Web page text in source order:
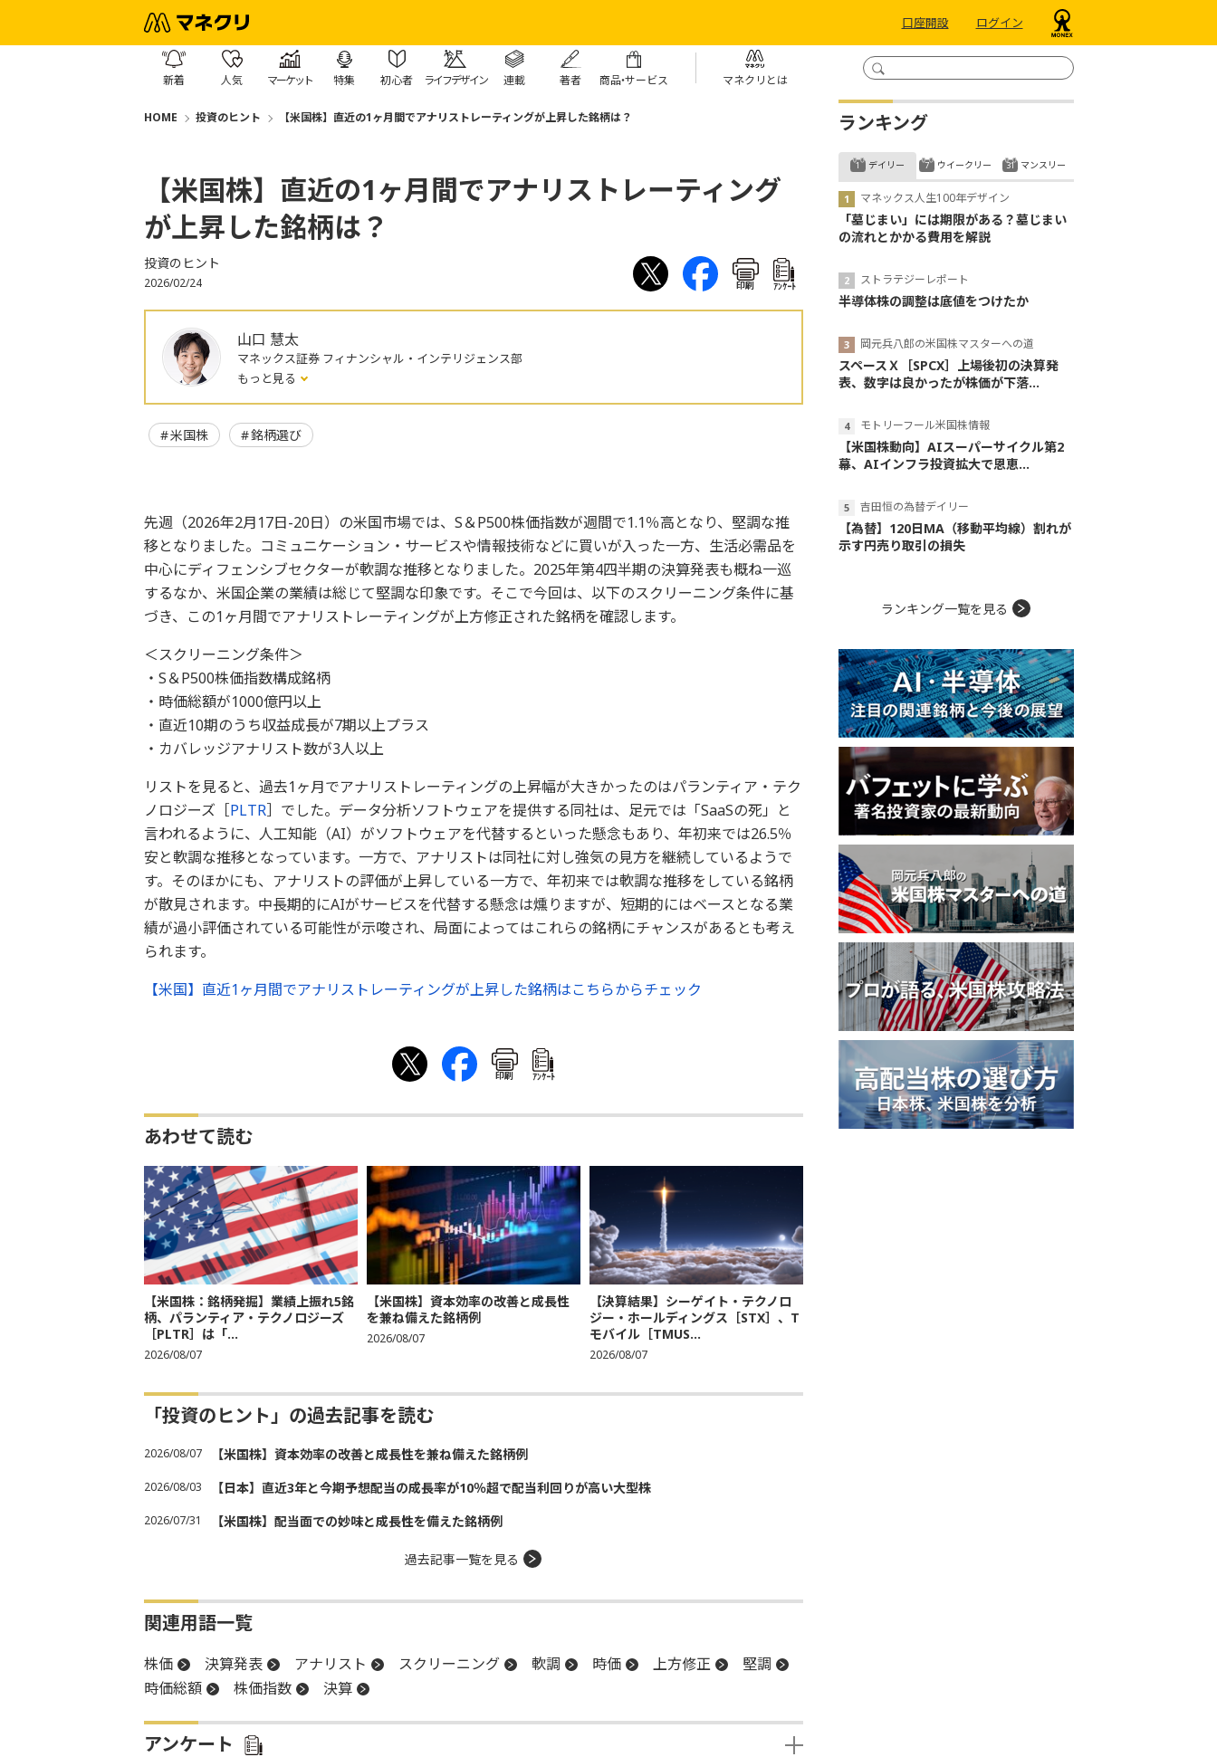
口座開設 ログイン
新着 人気 マーケット 特集 初心者 ライフデザイン 連載 著者 商品・サービス マネクリとは
HOME 投資のヒント 【米国株】直近の1ヶ月間でアナリストレーティングが上昇した銘柄は？
【米国株】直近の1ヶ月間でアナリストレーティング
が上昇した銘柄は？
投資のヒント
2026/02/24 印刷 ｱﾝｹｰﾄ
山口 慧太
マネックス証券 フィナンシャル・インテリジェンス部
もっと見る
米国株 銘柄選び
先週（2026年2月17日-20日）の米国市場では、S＆P500株価指数が週間で1.1％高となり、堅調な推
移となりました。コミュニケーション・サービスや情報技術などに買いが入った一方、生活必需品を
中心にディフェンシブセクターが軟調な推移となりました。2025年第4四半期の決算発表も概ね一巡
するなか、米国企業の業績は総じて堅調な印象です。そこで今回は、以下のスクリーニング条件に基
づき、この1ヶ月間でアナリストレーティングが上方修正された銘柄を確認します。
＜スクリーニング条件＞
・S＆P500株価指数構成銘柄
・時価総額が1000億円以上
・直近10期のうち収益成長が7期以上プラス
・カバレッジアナリスト数が3人以上
リストを見ると、過去1ヶ月でアナリストレーティングの上昇幅が大きかったのはパランティア・テク
ノロジーズ［PLTR］でした。データ分析ソフトウェアを提供する同社は、足元では「SaaSの死」と
言われるように、人工知能（AI）がソフトウェアを代替するといった懸念もあり、年初来では26.5％
安と軟調な推移となっています。一方で、アナリストは同社に対し強気の見方を継続しているようで
す。そのほかにも、アナリストの評価が上昇している一方で、年初来では軟調な推移をしている銘柄
が散見されます。中長期的にAIがサービスを代替する懸念は燻りますが、短期的にはベースとなる業
績が過小評価されている可能性が示唆され、局面によってはこれらの銘柄にチャンスがあるとも考え
られます。
【米国】直近1ヶ月間でアナリストレーティングが上昇した銘柄はこちらからチェック
印刷 ｱﾝｹｰﾄ
あわせて読む
【米国株：銘柄発掘】業績上振れ5銘
柄、パランティア・テクノロジーズ
［PLTR］は「...
2026/08/07
【米国株】資本効率の改善と成長性
を兼ね備えた銘柄例
2026/08/07
【決算結果】シーゲイト・テクノロ
ジー・ホールディングス［STX］、T
モバイル［TMUS...
2026/08/07
「投資のヒント」の過去記事を読む
2026/08/07 【米国株】資本効率の改善と成長性を兼ね備えた銘柄例
2026/08/03 【日本】直近3年と今期予想配当の成長率が10％超で配当利回りが高い大型株
2026/07/31 【米国株】配当面での妙味と成長性を備えた銘柄例
過去記事一覧を見る
関連用語一覧
株価 決算発表 アナリスト スクリーニング 軟調 時価 上方修正
堅調
時価総額
株価指数 決算
アンケート
ランキング
デイリー
マネックス人生100年デザイン
「墓じまい」には期限がある？墓じまい
の流れとかかる費用を解説
ストラテジーレポート
半導体株の調整は底値をつけたか
岡元兵八郎の米国株マスターへの道
スペースＸ［SPCX］上場後初の決算発
表、数字は良かったが株価が下落...
モトリーフール米国株情報
【米国株動向】AIスーパーサイクル第2
幕、AIインフラ投資拡大で恩恵...
吉田恒の為替デイリー
【為替】120日MA（移動平均線）割れが
示す円売り取引の損失
ウイークリー マンスリー
ランキング一覧を見る